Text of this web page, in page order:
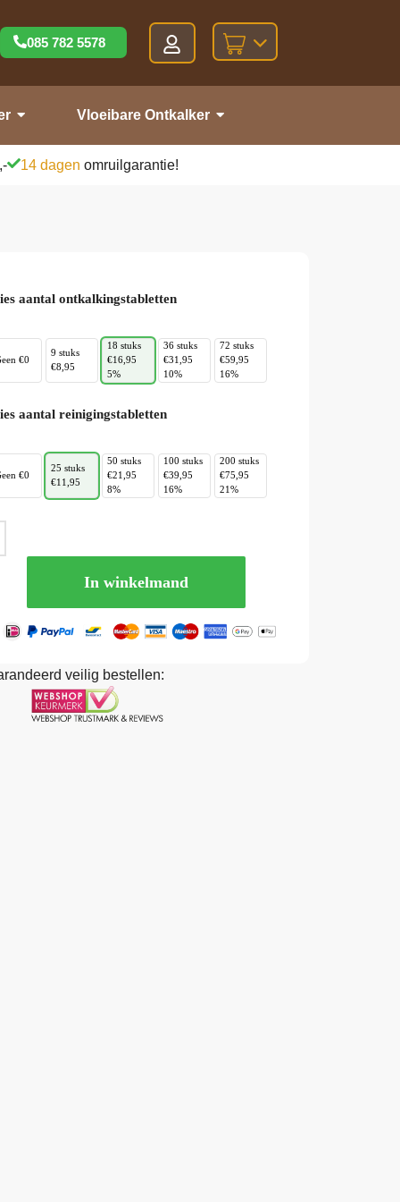
085 782 5578
Vloeibare Ontkalker
14 dagen omruilgarantie!
aantal ontkalkingstabletten
€0
9 stuks
€8,95
18 stuks
€16,95
5%
36 stuks
€31,95
10%
72 stuks
€59,95
16%
aantal reinigingstabletten
€0
25 stuks
€11,95
50 stuks
€21,95
8%
100 stuks
€39,95
16%
200 stuks
€75,95
21%
In winkelmand
veilig bestellen: